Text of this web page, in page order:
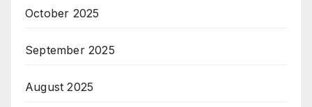
October 2025
September 2025
August 2025